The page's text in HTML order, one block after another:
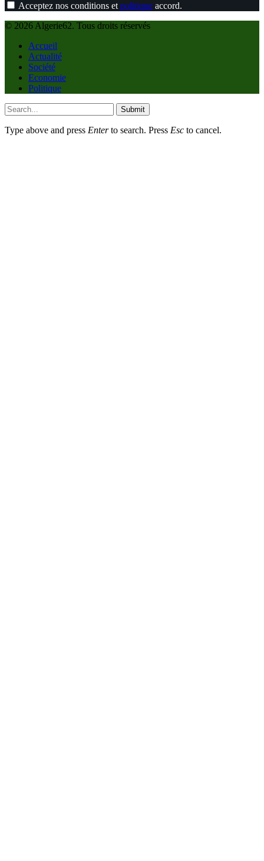
Acceptez nos conditions et politique accord.
© 2026 Algerie62. Tous droits réservés
Accueil
Actualité
Société
Economie
Politique
Submit
Type above and press Enterto search. Press Esc to cancel.